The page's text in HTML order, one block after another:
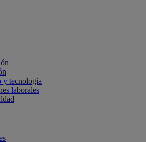
y tecnología
laborales